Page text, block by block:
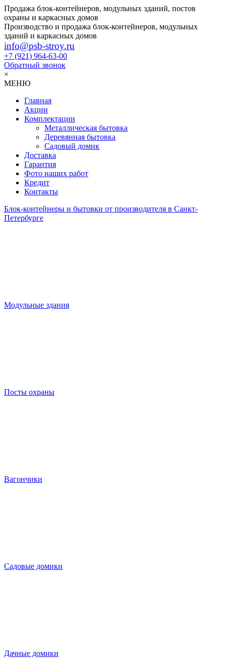
Продажа блок-контейнеров, модульных зданий, постов
охраны и каркасных домов
Производство и продажа блок-контейнеров, модульных
зданий и каркасных домов
info@psb-stroy.ru
+7 (921) 964-63-00
Обратный звонок
×
МЕНЮ
Главная
Акции
Комплектации
Металлическая бытовка
Деревянная бытовка
Садовый домик
Доставка
Гарантия
Фото наших работ
Кредит
Контакты
Блок-контейнеры и бытовки от производителя в Санкт-
Петербурге
Модульные здания
Посты охраны
Вагончики
Садовые домики
Дачные домики